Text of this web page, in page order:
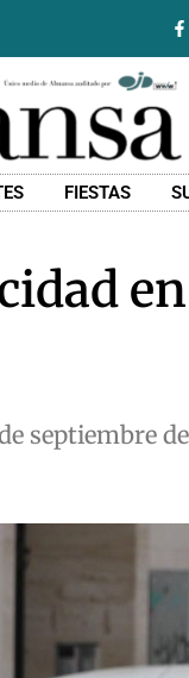
FIESTAS
septiembre